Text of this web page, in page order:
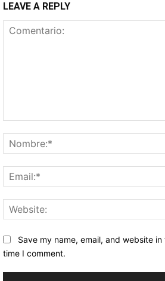
LEAVE A REPLY
Save my name, email, and website
time I comment.